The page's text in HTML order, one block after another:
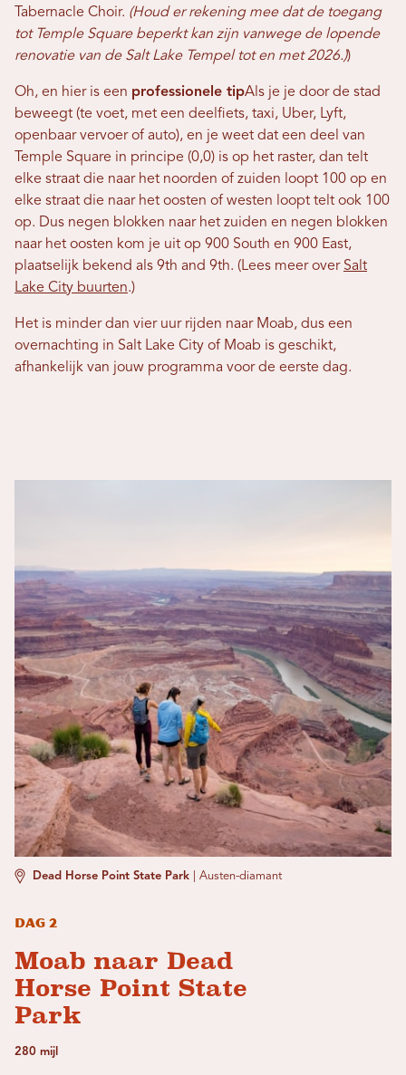
Tabernacle Choir. (Houd er rekening mee dat de toegang
tot Temple Square beperkt kan zijn vanwege de lopende
renovatie van de Salt Lake Tempel tot en met 2026.))
Oh, en hier is een professionele tipAls je je door de stad
beweegt (te voet, met een deelfiets, taxi, Uber, Lyft,
openbaar vervoer of auto), en je weet dat een deel van
Temple Square in principe (0,0) is op het raster, dan telt
elke straat die naar het noorden of zuiden loopt 100 op en
elke straat die naar het oosten of westen loopt telt ook 100
op. Dus negen blokken naar het zuiden en negen blokken
naar het oosten kom je uit op 900 South en 900 East,
plaatselijk bekend als 9th and 9th. (Lees meer over Salt
Lake City buurten.)
Het is minder dan vier uur rijden naar Moab, dus een
overnachting in Salt Lake City of Moab is geschikt,
afhankelijk van jouw programma voor de eerste dag.
Dead Horse Point State Park Austen-diamant
Dag 2
Moab naar Dead
Horse Point State
Park
280 mijl